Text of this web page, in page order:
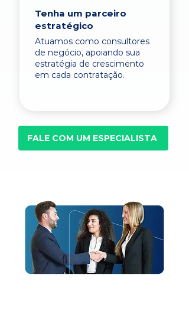
Tenha um parceiro
estratégico
Atuamos como consultores
de negócio, apoiando sua
estratégia de crescimento
em cada contratação.
FALE COM UM ESPECIALISTA